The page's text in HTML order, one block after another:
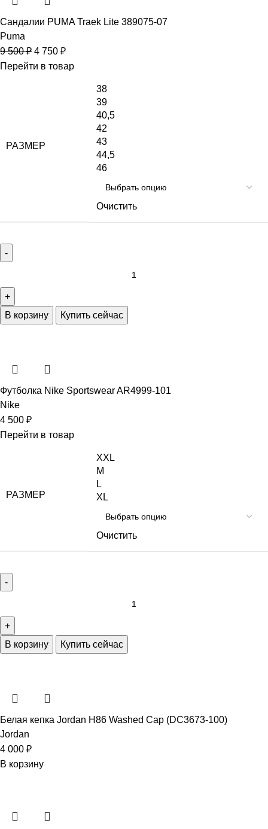
Сандалии PUMA Traek Lite 389075-07
Puma
9 500₽ 4 750 ₽
Перейти в товар
РАЗМЕР
38
39
40,5
42
43
44,5
46
Очистить
В корзину Купить сейчас
Футболка Nike Sportswear AR4999-101
Nike
4 500 ₽
Перейти в товар
РАЗМЕР
XXL
M
L
XL
Очистить
В корзину Купить сейчас
Белая кепка Jordan H86 Washed Cap (DC3673-100)
Jordan
4 000 ₽
В корзину